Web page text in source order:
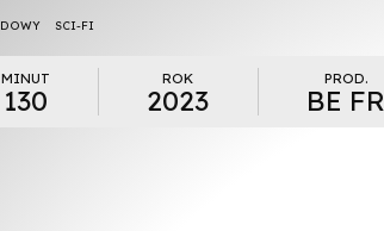
SCI-FI
MINUT
130
ROK
2023
PROD.
BE FR